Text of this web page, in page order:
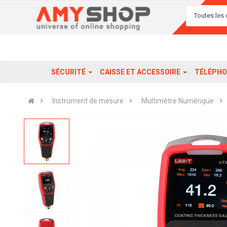
Toutes les
SÉCURITÉ CAISSE ET ACCESSOIRE
Instrument de mesure Multimètre Numérique